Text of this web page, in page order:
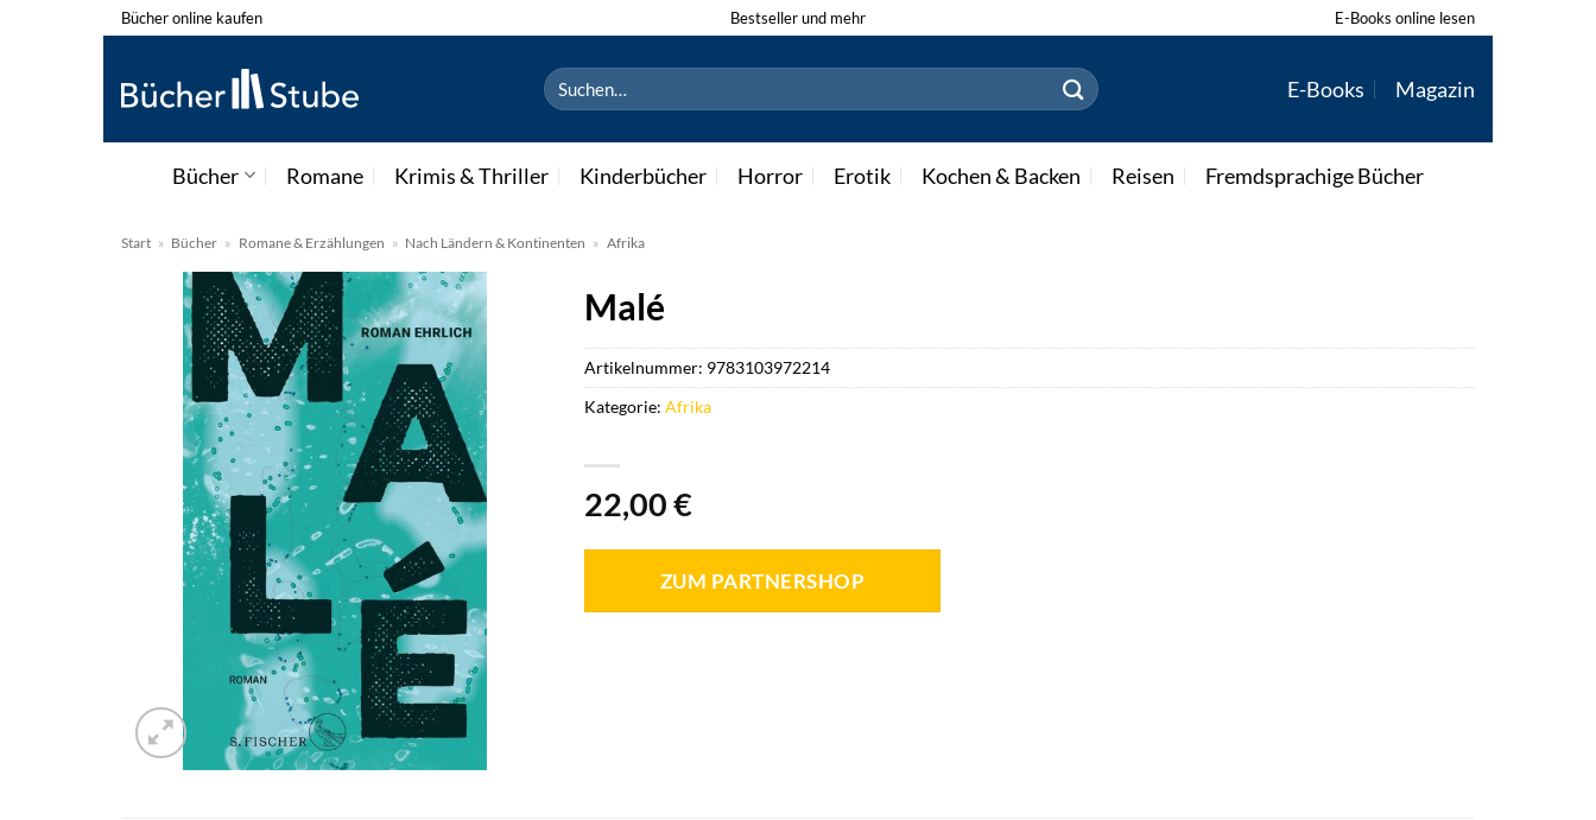
Zum
springen
Bücher online kaufen Bestseller und mehr E-Books online lesen
Suchen
nach:
E-Books Magazin
Bücher Romane Krimis & Thriller Kinderbücher Horror Erotik Kochen & Backen Reisen Fremdsprachige Bücher
Start » Bücher » Romane & Erzählungen » Nach Ländern & Kontinenten » Afrika
Malé
22,00€
ZUM PARTNERSHOP
Artikelnummer: 9783103972214
Kategorie: Afrika